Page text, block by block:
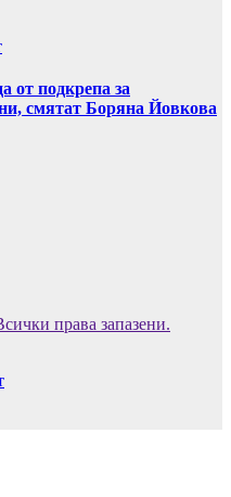
от подкрепа за
смятат Боряна Йовкова
права запазени.